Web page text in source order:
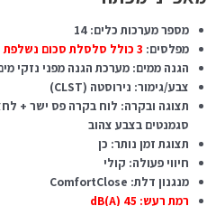
מספר מערכות כלים: 14
מפלסים:3 כולל סלסלת סכום נשלפת
הגנה ממים: מערכת הגנה מפני נזקי מים
צבע/גימור: נירוסטה (CLST)
סגמנטים בצבע צהוב
תצוגת זמן נותר: כן
חיווי פעולה: קולי
מנגנון דלת: ComfortClose
רמת רעש: 45 dB(A)